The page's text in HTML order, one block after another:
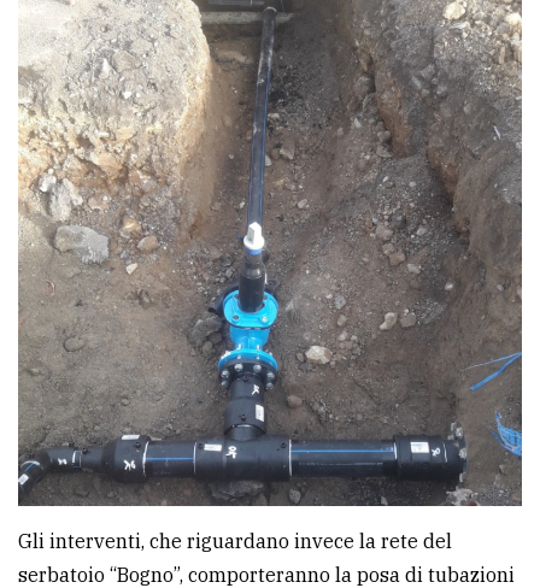
Gli interventi, che riguardano invece la rete del
serbatoio “Bogno”, comporteranno la posa di tubazioni